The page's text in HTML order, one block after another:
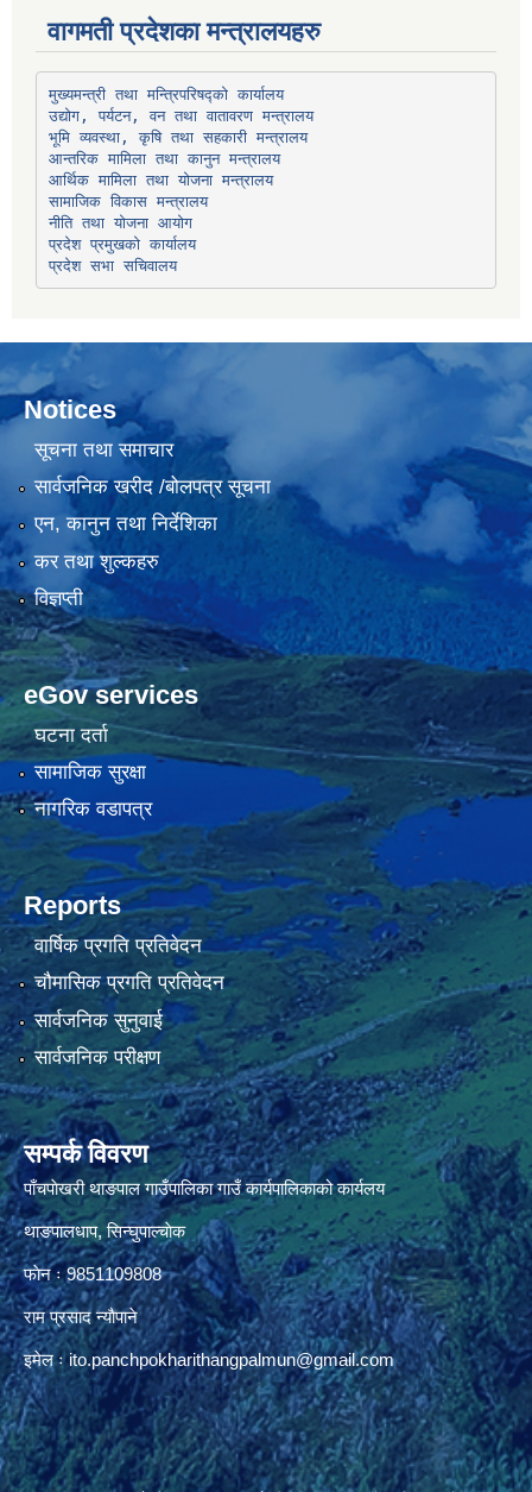
वागमती प्रदेशका मन्त्रालयहरु
मुख्यमन्त्री तथा मन्त्रिपरिषद्को कार्यालय
उद्योग, पर्यटन, वन तथा वातावरण मन्त्रालय
भूमि व्यवस्था, कृषि तथा सहकारी मन्त्रालय
आन्तरिक मामिला तथा कानुन मन्त्रालय
आर्थिक मामिला तथा योजना मन्त्रालय
सामाजिक विकास मन्त्रालय
नीति तथा योजना आयोग
प्रदेश प्रमुखको कार्यालय
प्रदेश सभा सचिवालय
Notices
सूचना तथा समाचार
सार्वजनिक खरीद /बोलपत्र सूचना
एन, कानुन तथा निर्देशिका
कर तथा शुल्कहरु
विज्ञप्ती
eGov services
घटना दर्ता
सामाजिक सुरक्षा
नागरिक वडापत्र
Reports
वार्षिक प्रगति प्रतिवेदन
चौमासिक प्रगति प्रतिवेदन
सार्वजनिक सुनुवाई
सार्वजनिक परीक्षण
सम्पर्क विवरण
पाँचपाेखरी थाङपाल गाउँपालिका गाउँ कार्यपालिकाको कार्यलय
थाङपालधाप, सिन्घुपाल्चाेक
फाेन ः 9851109808
राम प्रसाद न्याैपाने
इमेल ःito.panchpokharithangpalmun@gmail.com